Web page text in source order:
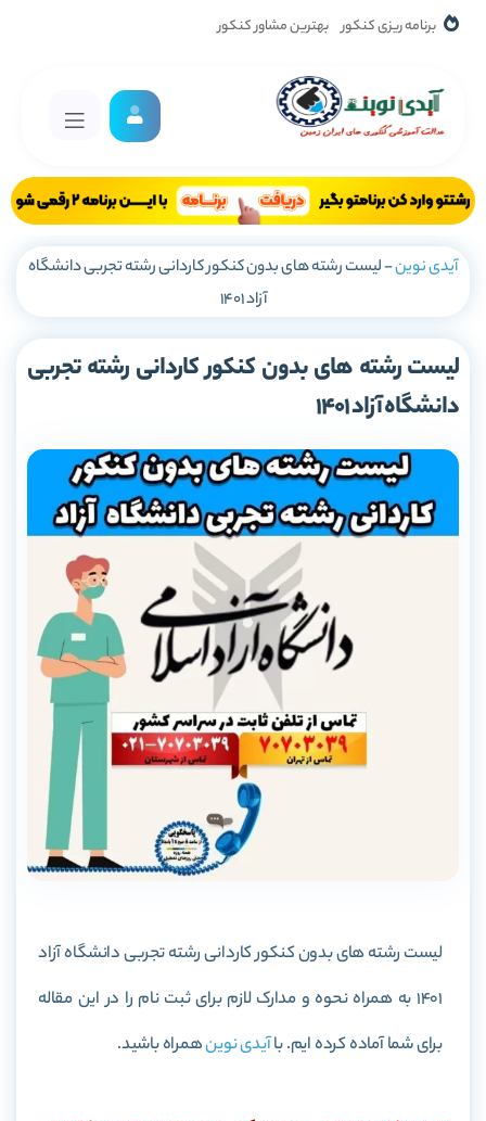
برنامه ریزی کنکور بهترین مشاور کنکور
آیدی نوین-لیست رشته های بدون کنکور کاردانی رشته تجربی دانشگاه
آزاد 1401
لیست رشته های بدون کنکور کاردانی رشته تجربی
دانشگاه آزاد 1401
لیست رشته های بدون کنکور کاردانی رشته تجربی دانشگاه آزاد
1401 به همراه نحوه و مدارک لازم برای ثبت نام را در این مقاله
برای شما آماده کرده ایم. باآیدی نوینهمراه باشید.